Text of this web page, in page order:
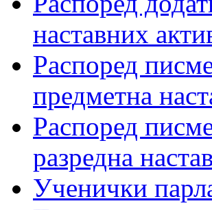
наставних
Распоред
предметна
Распоред
разредна
Ученички